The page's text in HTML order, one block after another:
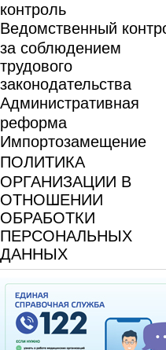
контроль
Ведомственный
за соблюдением
трудового
законодательства
Административная
реформа
Импортозамещение
ПОЛИТИКА
ОРГАНИЗАЦИИ В
ОТНОШЕНИИ
ОБРАБОТКИ
ПЕРСОНАЛЬНЫХ
ДАННЫХ